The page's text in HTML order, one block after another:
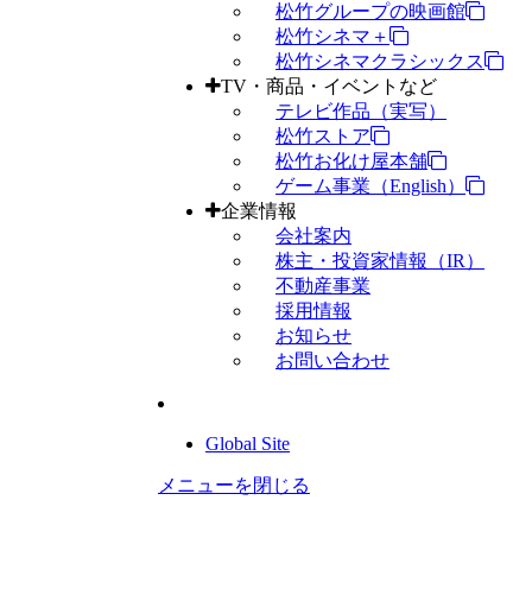
松竹グループの映画館
松竹シネマ＋
松竹シネマクラシックス
TV・商品・イベントなど
テレビ作品（実写）
松竹ストア
松竹お化け屋本舗
ゲーム事業（English）
企業情報
会社案内
株主・投資家情報（IR）
不動産事業
採用情報
お知らせ
お問い合わせ
Global Site
メニューを閉じる